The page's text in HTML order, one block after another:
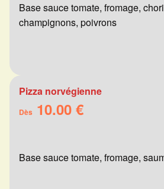
Base sauce tomate, fromage,
champignons, poivrons
Pizza norvégienne
Dès 10.00 €
Base sauce tomate, fromage,